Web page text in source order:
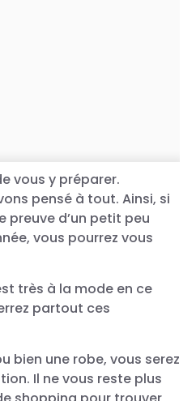
vous y préparer.
pensé à tout. Ainsi, si
preuve d’un petit peu
vous pourrez vous
très à la mode en ce
partout ces
bien une robe, vous serez
Il ne vous reste plus